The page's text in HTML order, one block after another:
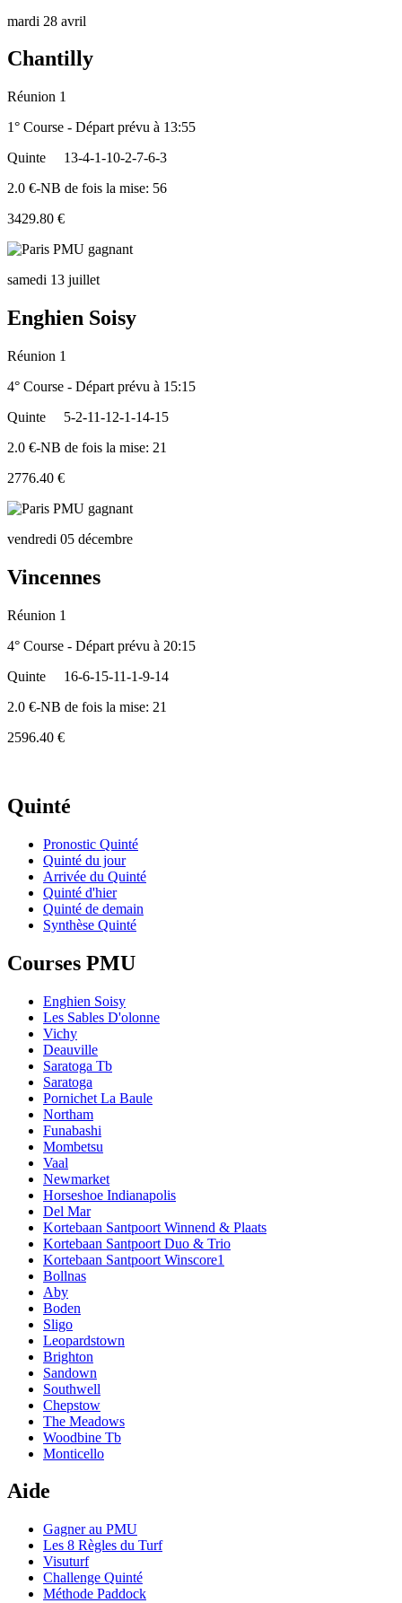
mardi 28 avril
Chantilly
Réunion 1
1° Course - Départ prévu à 13:55
Quinte
13-4-1-10-2-7-6-3
2.0 €-NB de fois la mise: 56
3429.80 €
samedi 13 juillet
Enghien Soisy
Réunion 1
4° Course - Départ prévu à 15:15
Quinte
5-2-11-12-1-14-15
2.0 €-NB de fois la mise: 21
2776.40 €
vendredi 05 décembre
Vincennes
Réunion 1
4° Course - Départ prévu à 20:15
Quinte
16-6-15-11-1-9-14
2.0 €-NB de fois la mise: 21
2596.40 €
Quinté
Pronostic Quinté
Quinté du jour
Arrivée du Quinté
Quinté d'hier
Quinté de demain
Synthèse Quinté
Courses PMU
Enghien Soisy
Les Sables D'olonne
Vichy
Deauville
Saratoga Tb
Saratoga
Pornichet La Baule
Northam
Funabashi
Mombetsu
Vaal
Newmarket
Horseshoe Indianapolis
Del Mar
Kortebaan Santpoort Winnend & Plaats
Kortebaan Santpoort Duo & Trio
Kortebaan Santpoort Winscore1
Bollnas
Aby
Boden
Sligo
Leopardstown
Brighton
Sandown
Southwell
Chepstow
The Meadows
Woodbine Tb
Monticello
Aide
Gagner au PMU
Les 8 Règles du Turf
Visuturf
Challenge Quinté
Méthode Paddock